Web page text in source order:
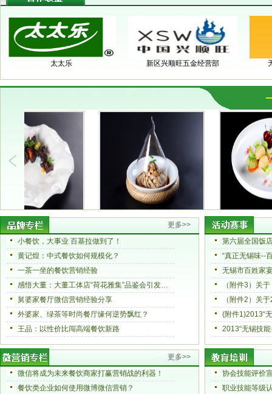
太太乐 新区兴顺旺五金经营部
更多>>
小餐饮，大事业 百基拉做到了！
黄记煌：中式餐饮如何规模化？
一茶一坐的餐饮营销经验
感悟大董：大董工体店“荷花雅集”品鉴会引发的思考
舅婆家餐厅微信营销经验分享
外婆家、绿茶等时尚餐厅缘何逆势飘红？
王品：以性价比闯高端餐饮新路
更多>>
微信将成为未来餐饮商家打赢营销战的利器！
餐饮类企业如何使用微博微信营销？
无锡市百姓家
(附件1)2013“
协会技能评价
职业技能等级